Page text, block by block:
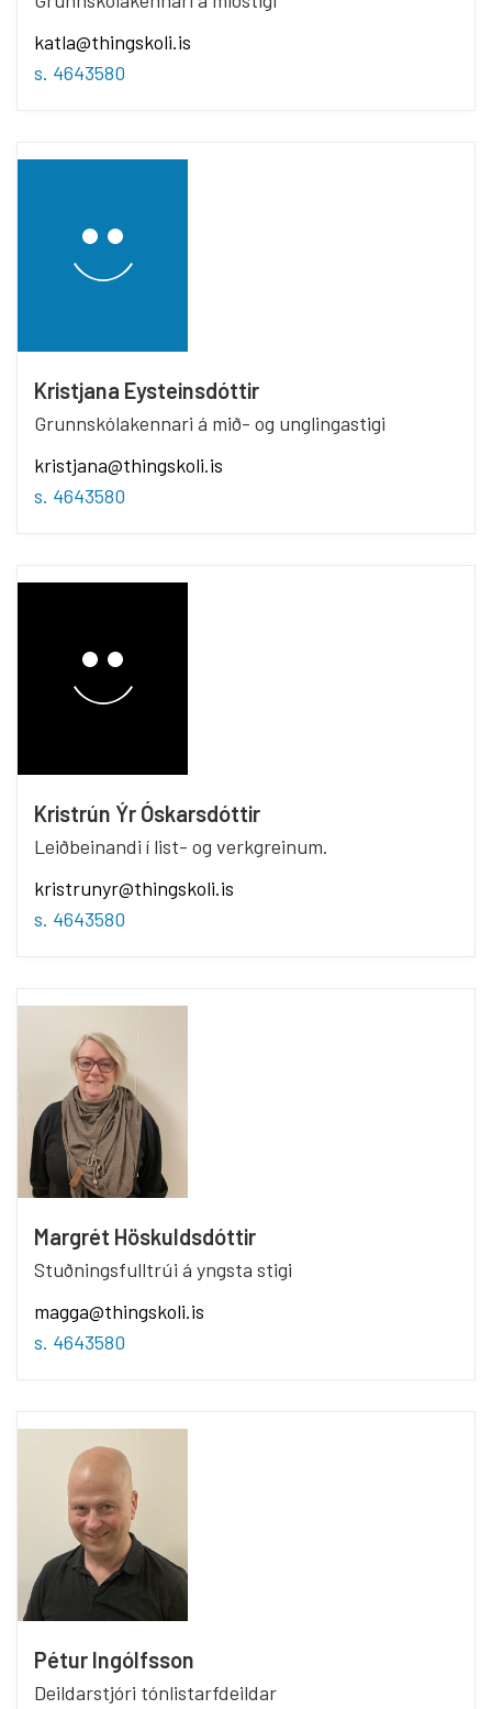
katla@thingskoli.is
s. 4643580
Kristjana Eysteinsdóttir
Grunnskólakennari á mið- og unglingastigi
kristjana@thingskoli.is
s. 4643580
Kristrún Ýr Óskarsdóttir
Leiðbeinandi í list- og verkgreinum.
kristrunyr@thingskoli.is
s. 4643580
Margrét Höskuldsdóttir
Stuðningsfulltrúi á yngsta stigi
magga@thingskoli.is
s. 4643580
Pétur Ingólfsson
Deildarstjóri tónlistarfdeildar